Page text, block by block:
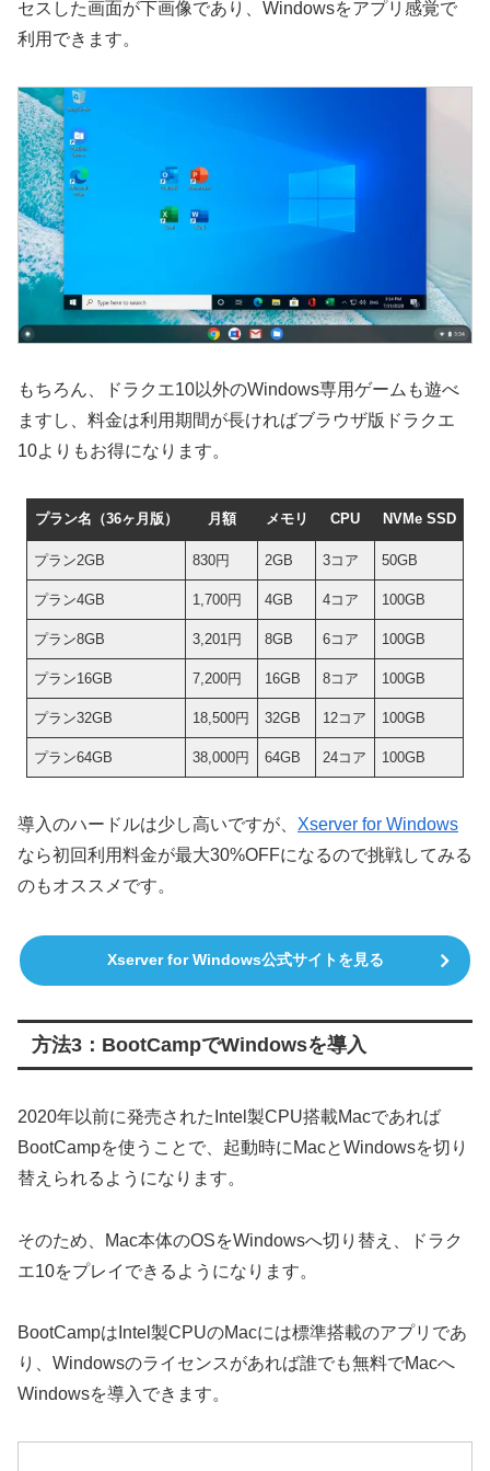
セスした画面が下画像であり、Windowsをアプリ感覚で
利用できます。
もちろん、ドラクエ10以外のWindows専用ゲームも遊べ
ますし、料金は利用期間が長ければブラウザ版ドラクエ
10よりもお得になります。
プラン名（36ヶ月版） 月額 メモリ CPU NVMe SSD
プラン2GB 830円 2GB 3コア 50GB
プラン4GB 1,700円 4GB 4コア 100GB
プラン8GB 3,201円 8GB 6コア 100GB
プラン16GB 7,200円 16GB 8コア 100GB
プラン32GB 18,500円 32GB 12コア 100GB
プラン64GB 38,000円 64GB 24コア 100GB
導入のハードルは少し高いですが、 Xserver for Windows
なら初回利用料金が最大30%OFFになるので挑戦してみる
のもオススメです。
Xserver for Windows公式サイトを見る
方法3：BootCampでWindowsを導入
2020年以前に発売されたIntel製CPU搭載Macであれば
BootCampを使うことで、起動時にMacとWindowsを切り
替えられるようになります。
そのため、Mac本体のOSをWindowsへ切り替え、ドラク
エ10をプレイできるようになります。
BootCampはIntel製CPUのMacには標準搭載のアプリであ
り、Windowsのライセンスがあれば誰でも無料でMacへ
Windowsを導入できます。